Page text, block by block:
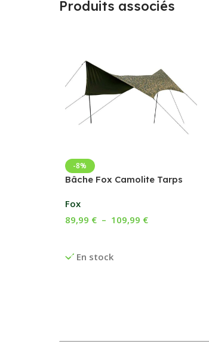
Produits associés
-8%
Bâche Fox Camolite Tarps
Fox
En stock
89,99 € – 109,99 €